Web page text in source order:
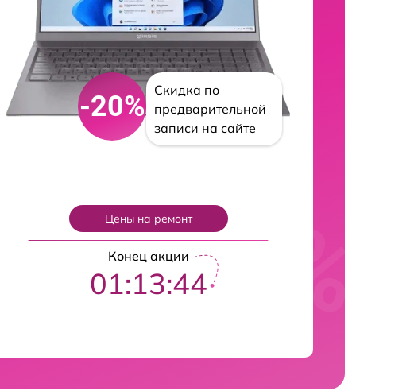
-20%
Скидка по
предварительной
записи на сайте
Цены на ремонт
Конец акции
01:13:43